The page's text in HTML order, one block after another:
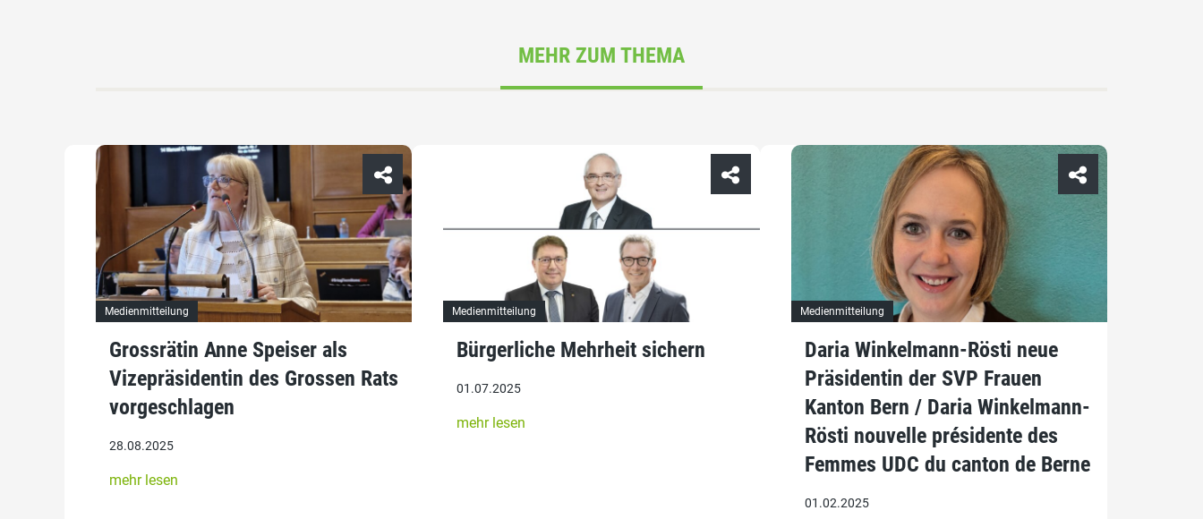
MEHR ZUM THEMA
Medienmitteilung
Grossrätin Anne Speiser als
Vizepräsidentin des Grossen Rats
vorgeschlagen
28.08.2025
mehr lesen
Medienmitteilung
Bürgerliche Mehrheit sichern
01.07.2025
mehr lesen
Medienmitteilung
Daria Winkelmann-Rösti neue
Präsidentin der SVP Frauen
Kanton Bern / Daria Winkelmann-
Rösti nouvelle présidente des
Femmes UDC du canton de Berne
01.02.2025